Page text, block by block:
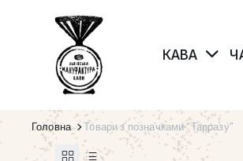
КАВА
Головна Товари з позначками “Тарразу”